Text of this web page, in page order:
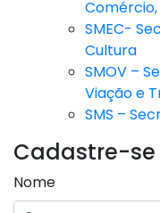
SMEC-
Cultura
SMOV –
Viação e
SMS –
Cadastre-se
Nome